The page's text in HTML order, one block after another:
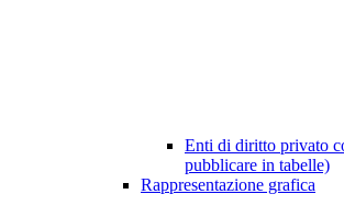
Enti di diritto privato
pubblicare in tabelle)
Rappresentazione grafica